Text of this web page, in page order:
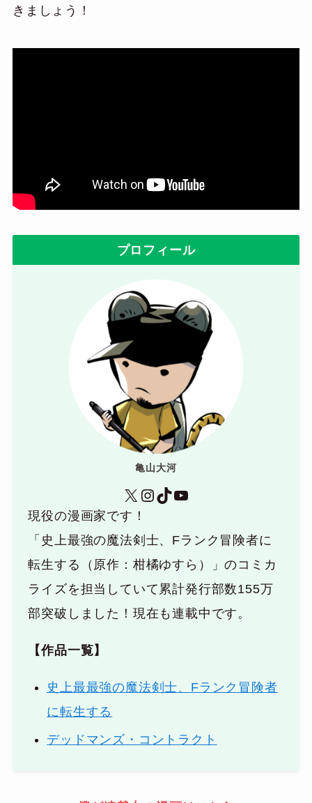
きましょう！
プロフィール
亀山大河
X InstagramTikTok YouTube
現役の漫画家です！
「史上最強の魔法剣士、Fランク冒険者に
転生する（原作：柑橘ゆすら）」のコミカ
ライズを担当していて累計発行部数155万
部突破しました！現在も連載中です。
【作品一覧】
史上最最強の魔法剣士、Fランク冒険者
に転生する
デッドマンズ・コントラクト